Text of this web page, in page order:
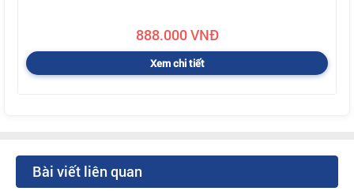
888.000 VNĐ
Xem chi tiết
Bài viết liên quan